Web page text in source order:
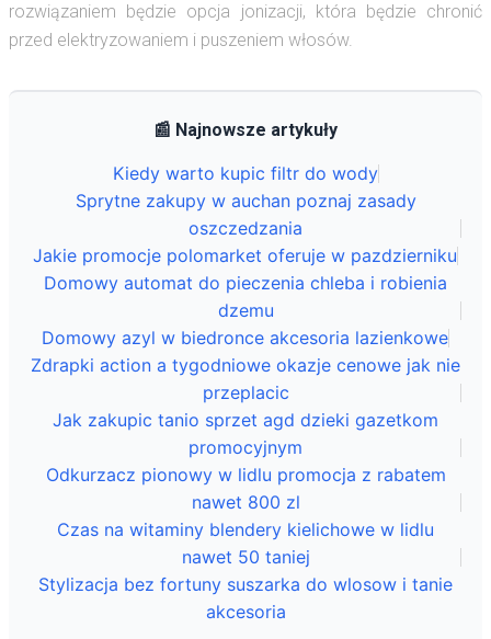
rozwiązaniem będzie opcja jonizacji, która będzie chronić
przed elektryzowaniem i puszeniem włosów.
📰 Najnowsze artykuły
Kiedy warto kupic filtr do wody
Sprytne zakupy w auchan poznaj zasady
oszczedzania
Jakie promocje polomarket oferuje w pazdzierniku
Domowy automat do pieczenia chleba i robienia
dzemu
Domowy azyl w biedronce akcesoria lazienkowe
Zdrapki action a tygodniowe okazje cenowe jak nie
przeplacic
Jak zakupic tanio sprzet agd dzieki gazetkom
promocyjnym
Odkurzacz pionowy w lidlu promocja z rabatem
nawet 800 zl
Czas na witaminy blendery kielichowe w lidlu
nawet 50 taniej
Stylizacja bez fortuny suszarka do wlosow i tanie
akcesoria